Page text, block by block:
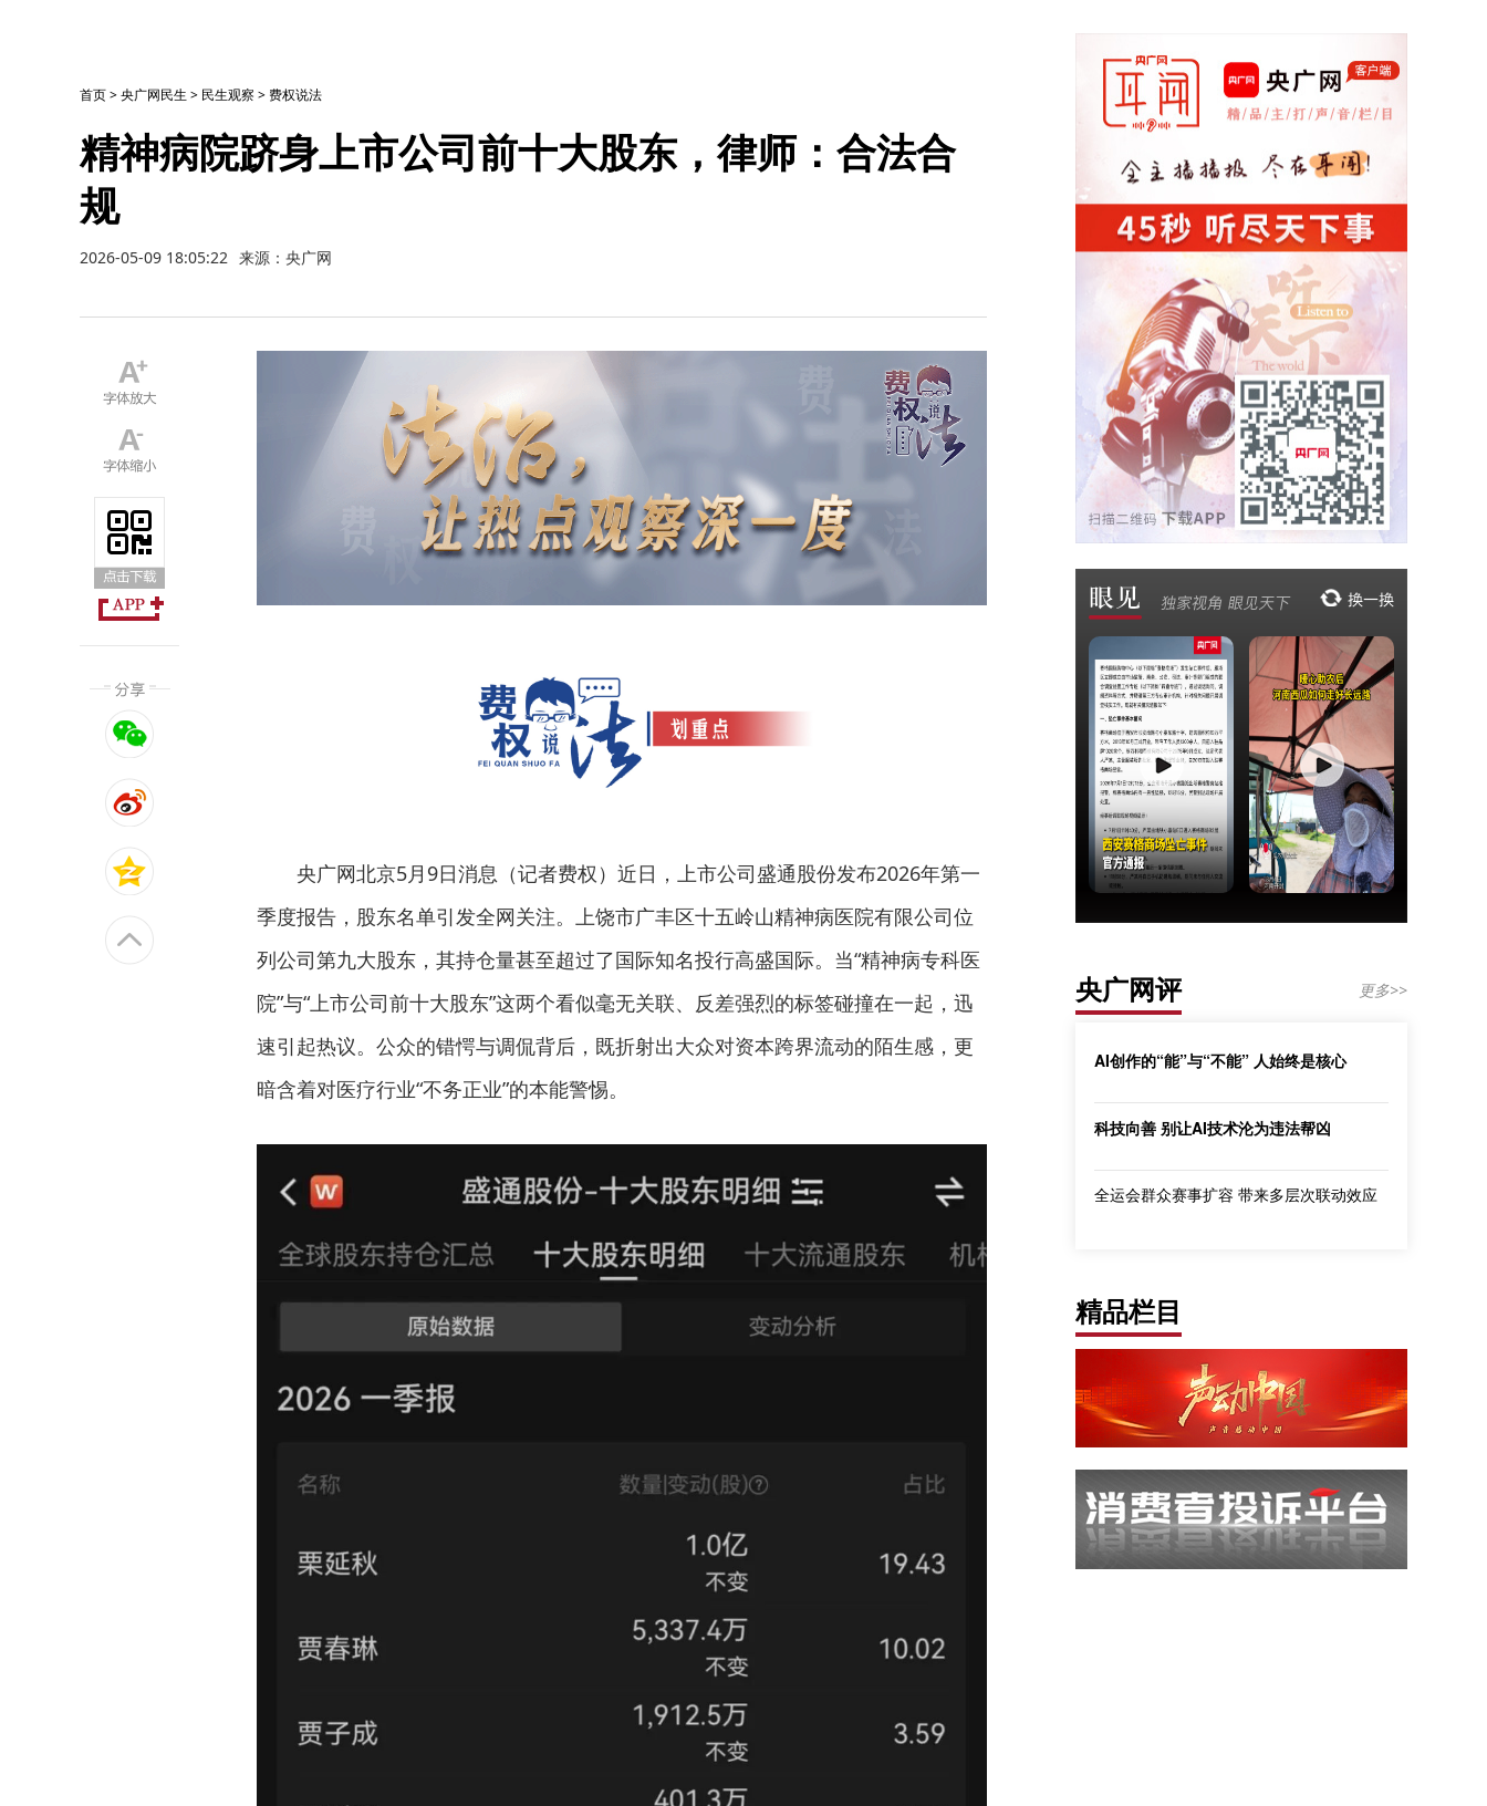
首页>央广网民生 > 民生观察 > 费权说法
精神病院跻身上市公司前十大股东，律师：合法合
规
2026-05-09 18:05:22 来源：央广网
央广网北京5月9日消息（记者费权）近日，上市公司盛通股份发布2026年第一
季度报告，股东名单引发全网关注。上饶市广丰区十五岭山精神病医院有限公司位
列公司第九大股东，其持仓量甚至超过了国际知名投行高盛国际。当“精神病专科医
院”与“上市公司前十大股东”这两个看似毫无关联、反差强烈的标签碰撞在一起，迅
速引起热议。公众的错愕与调侃背后，既折射出大众对资本跨界流动的陌生感，更
暗含着对医疗行业“不务正业”的本能警惕。
央广网评 更多>>
AI创作的“能”与“不能” 人始终是核心
科技向善 别让AI技术沦为违法帮凶
全运会群众赛事扩容 带来多层次联动效应
精品栏目